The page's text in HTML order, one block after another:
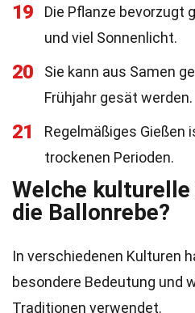
19
Die Pflanze bevorzugt
und viel Sonnenlicht.
20
Sie kann aus Samen
Frühjahr gesät werden.
21
Regelmäßiges Gießen
trockenen Perioden.
Welche
die Ballonrebe?
In verschiedenen Kulturen
besondere Bedeutung und
Traditionen verwendet.